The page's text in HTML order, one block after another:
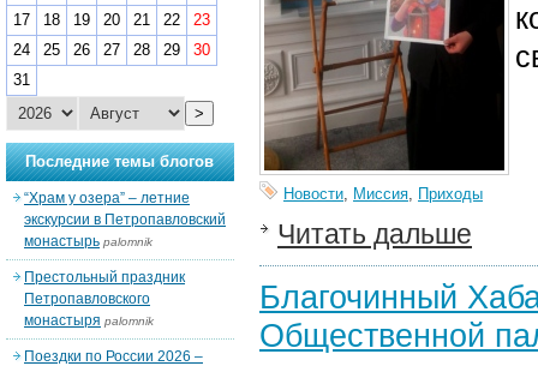
Новости, Миссия, Приходы
Читать дальше
Благочинный
Общественной
17
18 19 20 21 22
23
24
25 26 27 28 29
30
31
>
Последние темы блогов
“Храм у озера” – летние
экскурсии в Петропавловский
монастырь palomnik
Престольный праздник
Петропавловского
монастыря palomnik
Поездки по России 2026 –